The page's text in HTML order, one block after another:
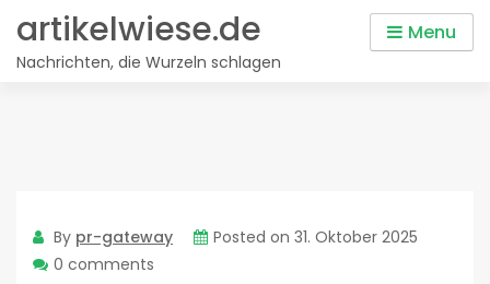
content
artikelwiese.de
Nachrichten, die Wurzeln schlagen
Menu
By pr-gateway Posted on 31. Oktober 2025
0 comments